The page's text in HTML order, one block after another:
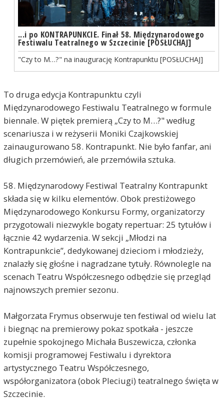
...i po KONTRAPUNKCIE. Finał 58. Międzynarodowego
Festiwalu Teatralnego w Szczecinie [POSŁUCHAJ]
"Czy to M…?" na inaugurację Kontrapunktu [POSŁUCHAJ]
To druga edycja Kontrapunktu czyli
Międzynarodowego Festiwalu Teatralnego w formule
biennale. W piętek premierą „Czy to M…?" według
scenariusza i w reżyserii Moniki Czajkowskiej
zainaugurowano 58. Kontrapunkt. Nie było fanfar, ani
długich przemówień, ale przemówiła sztuka.
58. Międzynarodowy Festiwal Teatralny Kontrapunkt
składa się w kilku elementów. Obok prestiżowego
Międzynarodowego Konkursu Formy, organizatorzy
przygotowali niezwykle bogaty repertuar: 25 tytułów i
łącznie 42 wydarzenia. W sekcji „Młodzi na
Kontrapunkcie”, dedykowanej dzieciom i młodzieży,
znalazły się głośne i nagradzane tytuły. Równolegle na
scenach Teatru Współczesnego odbędzie się przegląd
najnowszych premier sezonu.
Małgorzata Frymus obserwuje ten festiwal od wielu lat
i biegnąc na premierowy pokaz spotkała - jeszcze
zupełnie spokojnego Michała Buszewicza, członka
komisji programowej Festiwalu i dyrektora
artystycznego Teatru Współczesnego,
współorganizatora (obok Pleciugi) teatralnego święta w
Szczecinie.